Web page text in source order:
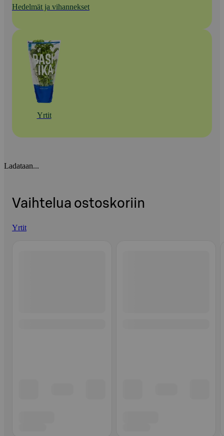
Hedelmät ja vihannekset
Yrtit
Ladataan...
Vaihtelua ostoskoriin
Yrtit